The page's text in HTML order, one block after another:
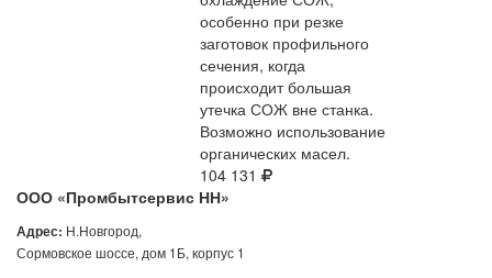
особенно при резке
заготовок профильного
сечения, когда
происходит большая
утечка СОЖ вне станка.
Возможно использование
органических масел.
104 131
ООО «Промбытсервис НН»
Адрес: Н.Новгород,
Сормовское шоссе, дом 1Б, корпус 1